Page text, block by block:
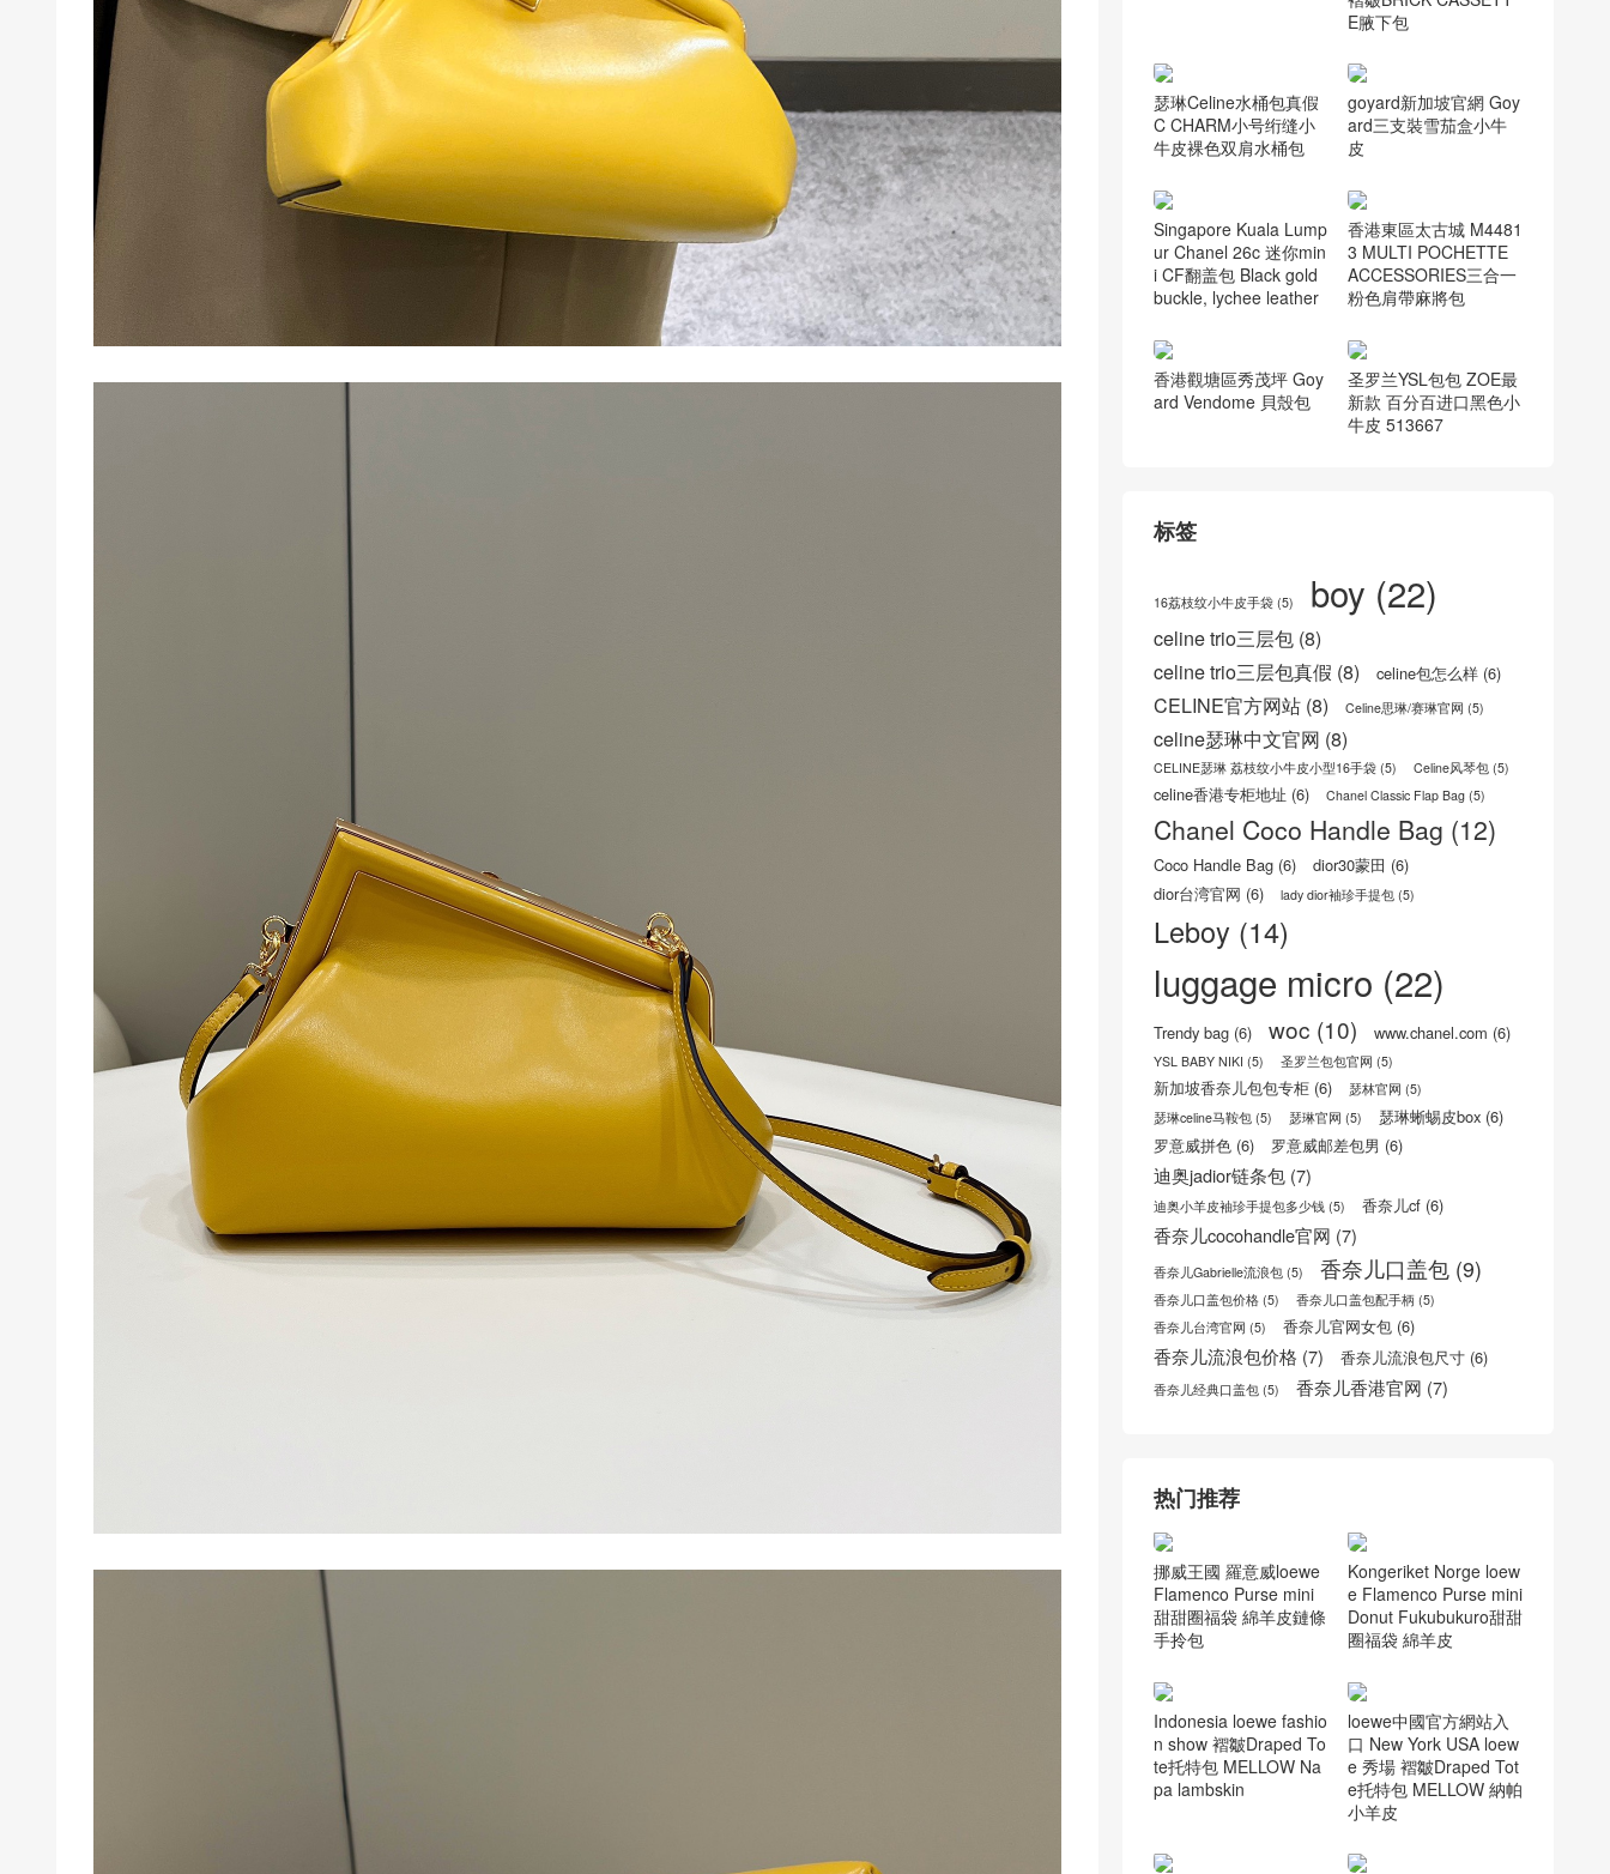
goyard plumet中國專
櫃價格 Qatar Goyard P
lumet珠光系 斜挎包
香港屯門 bvbrickcasset
te small尺寸 寶緹嘉Bv
褶皺BRICK CASSETT
瑟琳Celine水桶包真假
C CHARM小号绗缝小
牛皮裸色双肩水桶包
goyard新加坡官網 Goy
ard三支裝雪茄盒小牛
皮
Singapore Kuala Lump
ur Chanel 26c 迷你min
香港東區太古城 M4481
3 MULTI POCHETTE
ACCESSORIES三合一
香港觀塘區秀茂坪 Goy
牛皮 513667
标签
16荔枝纹小牛皮手袋 (5) boy
celine trio三层包(8)
celine trio三层包真假(8) celine包怎么样(6)
CELINE官方网站 (8) Celine思琳/赛琳官网
celine瑟琳中文官网(8)
CELINE瑟琳 荔枝纹小牛皮小型16手袋
celine香港专柜地址
Chanel Coco Handle Bag
dior30蒙田
dior台湾官网(6) lady dior袖珍手提包
Leboy(14)
luggage micro(22)
Trendy bag(6) woc
YSL BABY NIKI(5) 圣罗兰包包官网(5)
新加坡香奈儿包包专柜(6) 瑟林官网
瑟琳celine马鞍包(5) 瑟琳官网(5) 瑟琳蜥蜴皮box
罗意威拼色(6) 罗意威邮差包男(6)
迪奥jadior链条包(7)
迪奥小羊皮袖珍手提包多少钱 (5) 香奈儿cf(6)
香奈儿cocohandle官网(7)
香奈儿流浪包价格
香奈儿经典口盖包 香奈儿香港官网
热门推荐
挪威王國 羅意威loewe
Flamenco Purse mini
甜甜圈福袋 綿羊皮鏈條
手拎包
Kongeriket Norge loew
e Flamenco Purse mini
Donut Fukubukuro甜甜
圈福袋 綿羊皮